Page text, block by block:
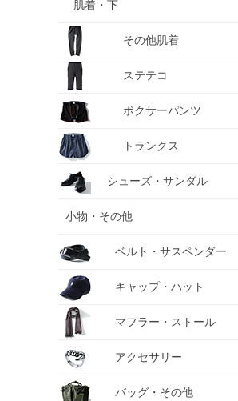
肌着・下
その他肌着
ステテコ
ボクサーパンツ
トランクス
シューズ・サンダル
小物・その他
ベルト・サスペンダー
キャップ・ハット
マフラー・ストール
アクセサリー
バッグ・その他